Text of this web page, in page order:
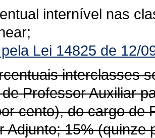
internível nas
Lei 14825 de 12/
interclasses
Professor Auxiliar
cento), do cargo de
Adjunto; 15% (quinze